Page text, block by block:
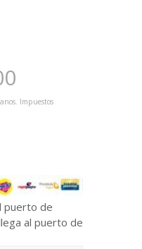
Impuestos
puerto de
al puerto de